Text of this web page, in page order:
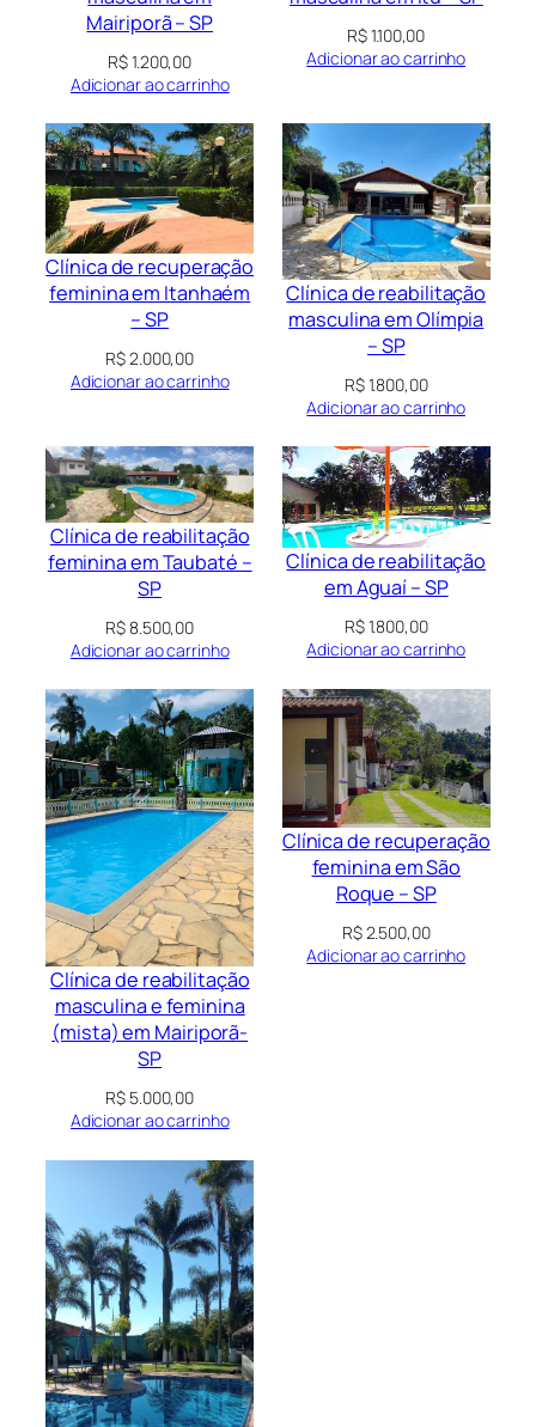
Mairiporã – SP
R$1.200,00
Adicionar ao carrinho
R$1.100,00
Adicionar ao carrinho
Clínica de recuperação
feminina em Itanhaém
– SP
R$2.000,00
Adicionar ao carrinho
Clínica de reabilitação
masculina em Olímpia
– SP
R$1.800,00
Adicionar ao carrinho
Clínica de reabilitação
feminina em Taubaté –
SP
R$8.500,00
Adicionar ao carrinho
Clínica de reabilitação
em Aguaí – SP
R$1.800,00
Adicionar ao carrinho
Clínica de reabilitação
masculina e feminina
(mista) em Mairiporã-
SP
R$ 5.000,00
Adicionar ao carrinho
Clínica de recuperação
feminina em São
Roque – SP
R$2.500,00
Adicionar ao carrinho